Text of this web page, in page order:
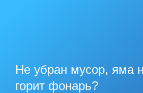
Не убран мусор, яма
горит фонарь?